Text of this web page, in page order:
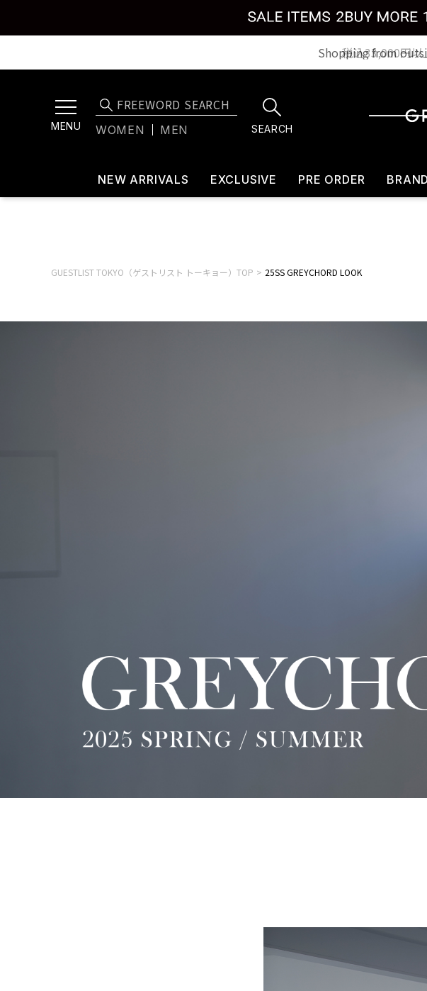
税込33,000円
MENU WOMEN MEN SEARCH
NEW ARRIVALS EXCLUSIVE PRE ORDER BRAND
GUESTLIST TOKYO（ゲストリスト トーキョー）TOP 25SS GREYCHORD LOOK